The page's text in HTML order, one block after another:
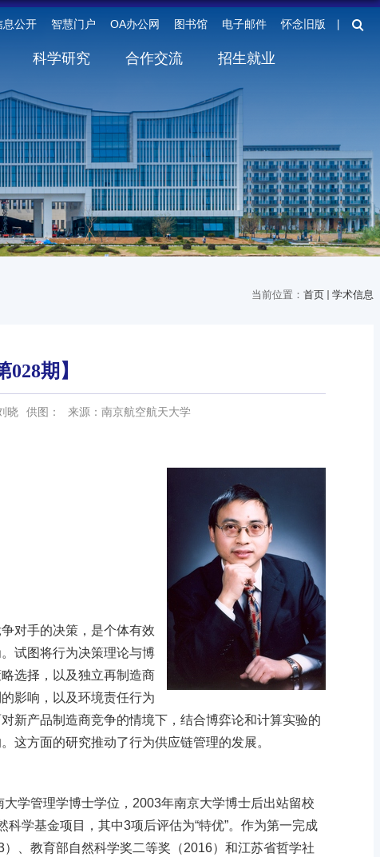
息公开 智慧门户 OA办公网 图书馆 电子邮件 怀念旧版
科学研究 合作交流 招生就业
当前位置： 首页 学术信息
028期】
晓 供图： 来源：南京航空航天大学
对手的决策，是个体有效
试图将行为决策理论与博
选择，以及独立再制造商
影响，以及环境责任行为
新产品制造商竞争的情境下，结合博弈论和计算实验的
这方面的研究推动了行为供应链管理的发展。
学管理学博士学位，2003年南京大学博士后出站留校
学基金项目，其中3项后评估为“特优”。作为第一完成
、教育部自然科学奖二等奖（2016）和江苏省哲学社